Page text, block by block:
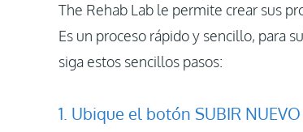
The Rehab Lab le permite crear sus
Es un proceso rápido y sencillo, para
siga estos sencillos pasos:
1. Ubique el botón SUBIR NUEVO